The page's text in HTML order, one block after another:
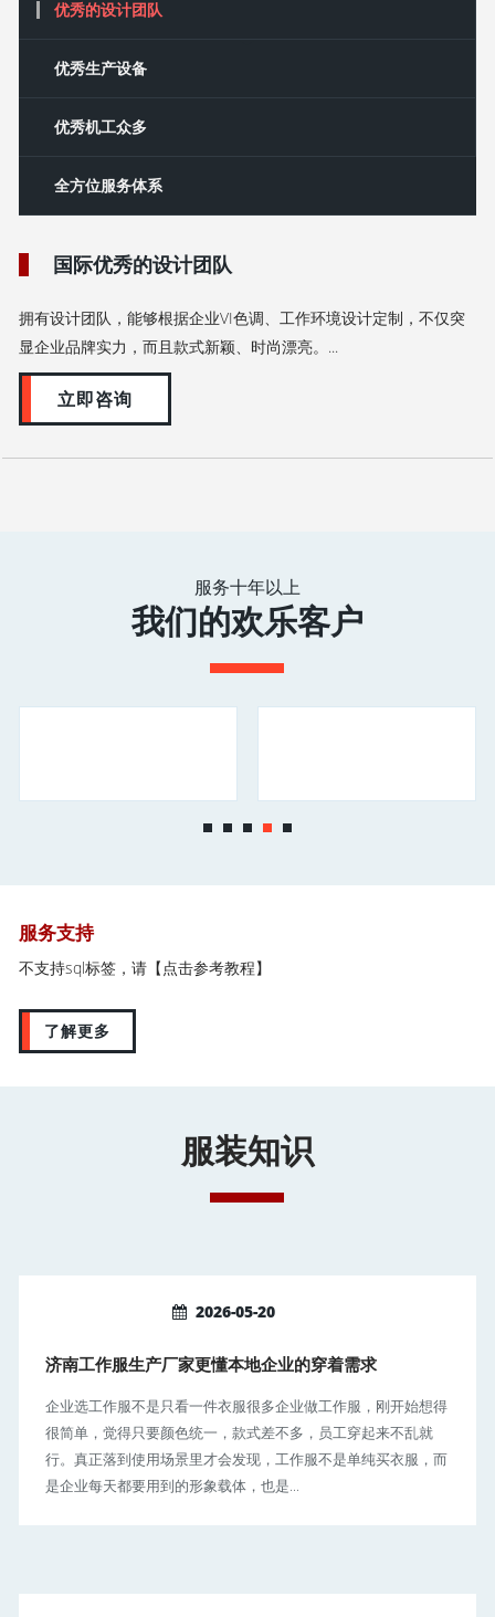
优秀的设计团队
‌优秀‌生产设备
优秀机工众多
全方位服务体系
国际优秀的设计团队
拥有设计团队，能够根据企业VI色调、工作环境设计定制，不仅突
显企业品牌实力，而且款式新颖、时尚漂亮。...
立即咨询
服务十年以上
我们的欢乐客户
服务支持
不支持sql标签，请 【点击参考教程】
了解更多
服装知识
2026-05-20
济南工作服生产厂家更懂本地企业的穿着需求
企业选工作服不是只看一件衣服很多企业做工作服，刚开始想得
很简单，觉得只要颜色统一，款式差不多，员工穿起来不乱就
行。真正落到使用场景里才会发现，工作服不是单纯买衣服，而
是企业每天都要用到的形象载体，也是...